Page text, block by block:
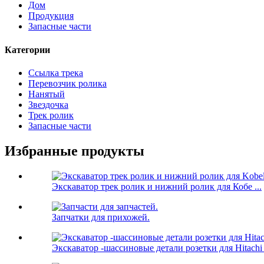
Дом
Продукция
Запасные части
Категории
Ссылка трека
Перевозчик ролика
Нанятый
Звездочка
Трек ролик
Запасные части
Избранные продукты
Экскаватор трек ролик и нижний ролик для Кобе ...
Запчатки для прихожей.
Экскаватор -шассиновые детали розетки для Hitachi